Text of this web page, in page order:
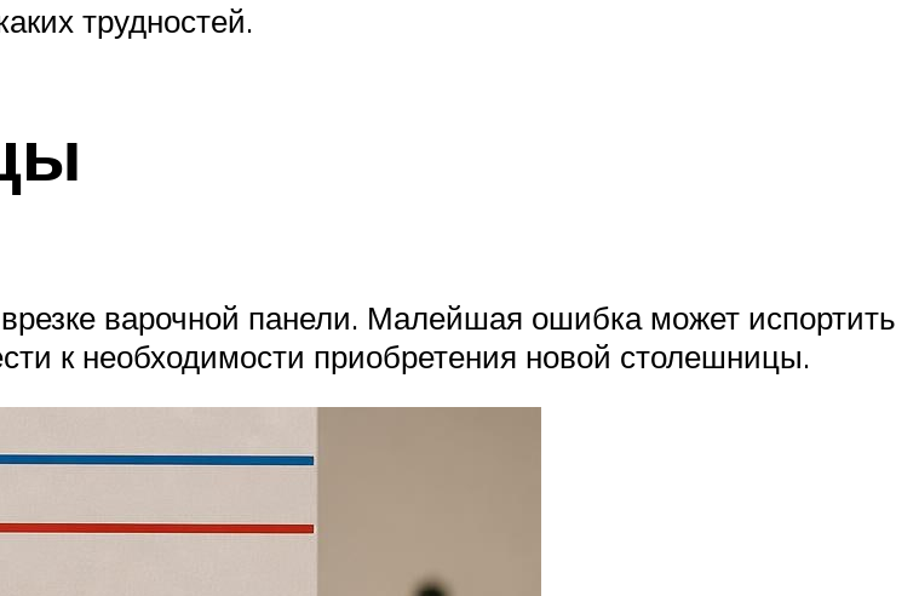
трудностей.
варочной панели. Малейшая ошибка может испортить
к необходимости приобретения новой столешницы.